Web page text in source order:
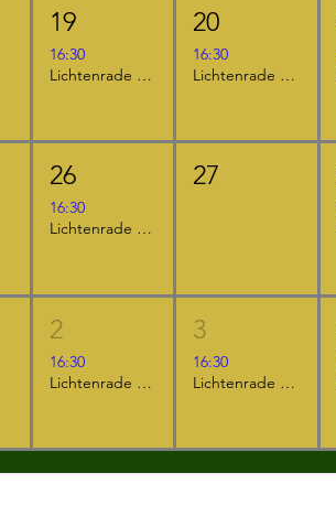
19
16:30
Lichtenrade - "Das NEINhorn und die SchLANGEWEILE"
20
16:30
Lichtenrade - "Furzipups, der Knatterdrache"
26
16:30
Lichtenrade - "Furzipups, der Knatterdrache"
27
2
16:30
Lichtenrade - "Furzipups und Lulu Lavazunge"
3
16:30
Lichtenrade - "Der kleine Ritter Kackebart"